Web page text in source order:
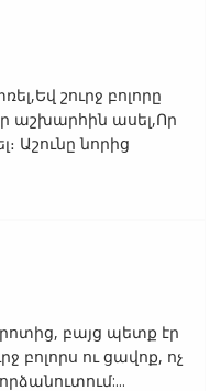
շուրջ բոլորը
աշխարհին ասել,Որ
Աշունը նորից
բայց պետք էր
բոլորս ու ցավոք, ոչ